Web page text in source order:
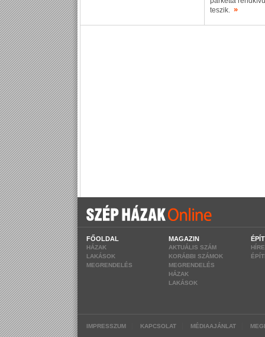
teszik. »
FŐOLDAL
HÁZAK
LAKÁSOK
MEGRENDELÉS
MAGAZIN
AKTUÁLIS SZÁM
KORÁBBI SZÁMOK
MEGRENDELÉS
HÁZAK
LAKÁSOK
IMPRESSZUM KAPCSOLAT MÉDIAAJÁNLAT